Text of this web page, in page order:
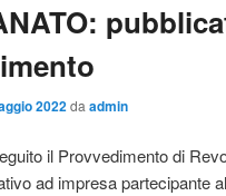
2022da admin
il Provvedimento di
ad impresa partecipante